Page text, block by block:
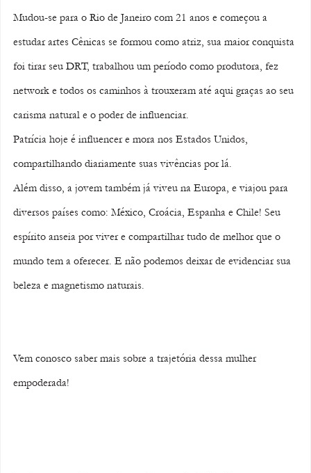
Mudou-se para o Rio de Janeiro com 21 anos e começou a
estudar artes Cênicas se formou como atriz, sua maior conquista
foi tirar seu DRT, trabalhou um período como produtora, fez
network e todos os caminhos à trouxeram até aqui graças ao seu
carisma natural e o poder de influenciar.
Patrícia hoje é influencer e mora nos Estados Unidos,
compartilhando diariamente suas vivências por lá.
Além disso, a jovem também já viveu na Europa, e viajou para
diversos países como: México, Croácia, Espanha e Chile! Seu
espírito anseia por viver e compartilhar tudo de melhor que o
mundo tem a oferecer. E não podemos deixar de evidenciar sua
beleza e magnetismo naturais.
Vem conosco saber mais sobre a trajetória dessa mulher
empoderada!